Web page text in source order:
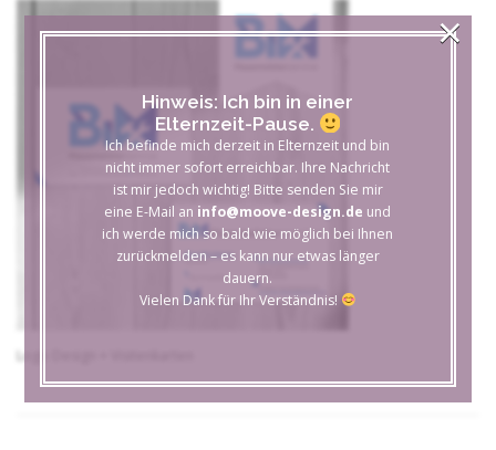
Logo Design + Visitenkarten
Hinweis: Ich bin in einer
Elternzeit-Pause.
Ich befinde mich derzeit in Elternzeit und bin
nicht immer sofort erreichbar. Ihre Nachricht
ist mir jedoch wichtig! Bitte senden Sie mir
eine E-Mail an info@moove-design.de und
ich werde mich so bald wie möglich bei Ihnen
zurückmelden – es kann nur etwas länger
dauern.
Vielen Dank für Ihr Verständnis!
×